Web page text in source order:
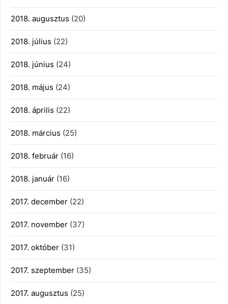
2018. augusztus (20)
2018. július (22)
2018. június (24)
2018. május (24)
2018. április (22)
2018. március (25)
2018. február (16)
2018. január (16)
2017. december (22)
2017. november (37)
2017. október (31)
2017. szeptember (35)
2017. augusztus (25)